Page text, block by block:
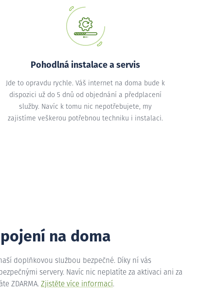
Pohodlná instalace a servis
Jde to opravdu rychle. Váš internet na doma bude k
dispozici už do 5 dnů od objednání a předplacení
služby. Navíc k tomu nic nepotřebujete, my
zajistíme veškerou potřebnou techniku i instalaci.
na doma
doplňkovou službou bezpečné. Díky ní vás
servery. Navíc nic neplatíte za aktivaci ani za
ZDARMA. Zjistěte více informací.